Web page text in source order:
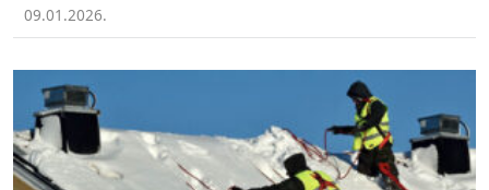
09.01.2026.